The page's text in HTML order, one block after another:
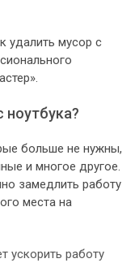
удалить мусор с
больше не нужны,
и многое другое.
замедлить работу
места на
ускорить работу